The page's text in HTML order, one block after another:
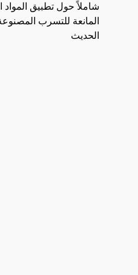
شاملاً حول تطبيق المواد
المانعة للتسرب
الحديث